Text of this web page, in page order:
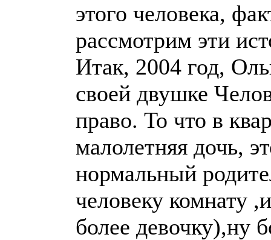
этого человека,
рассмотрим эти
Итак, 2004 год,
своей двушке
право. То что в
малолетняя дочь,
нормальный
человеку комнату
более девочку),ну